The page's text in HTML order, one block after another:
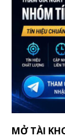
MỞ TÀI